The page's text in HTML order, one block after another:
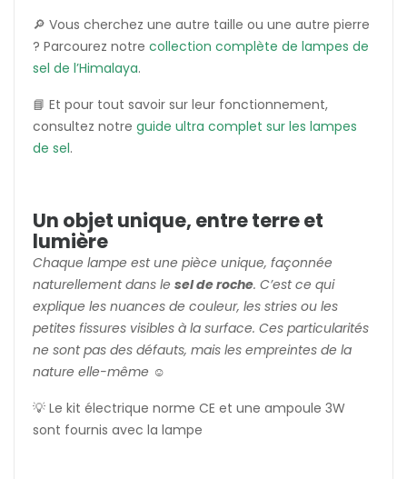
🔎 Vous cherchez une autre taille ou une autre pierre
? Parcourez notre collection complète de lampes de
sel de l’Himalaya.
📘 Et pour tout savoir sur leur fonctionnement,
consultez notre guide ultra complet sur les lampes
de sel.
Un objet unique, entre terre et
lumière
Chaque lampe est une pièce unique, façonnée
naturellement dans le sel de roche. C’est ce qui
explique les nuances de couleur, les stries ou les
petites fissures visibles à la surface. Ces particularités
ne sont pas des défauts, mais les empreintes de la
nature elle-même ☺️
💡 Le kit électrique norme CE et une ampoule 3W
sont fournis avec la lampe